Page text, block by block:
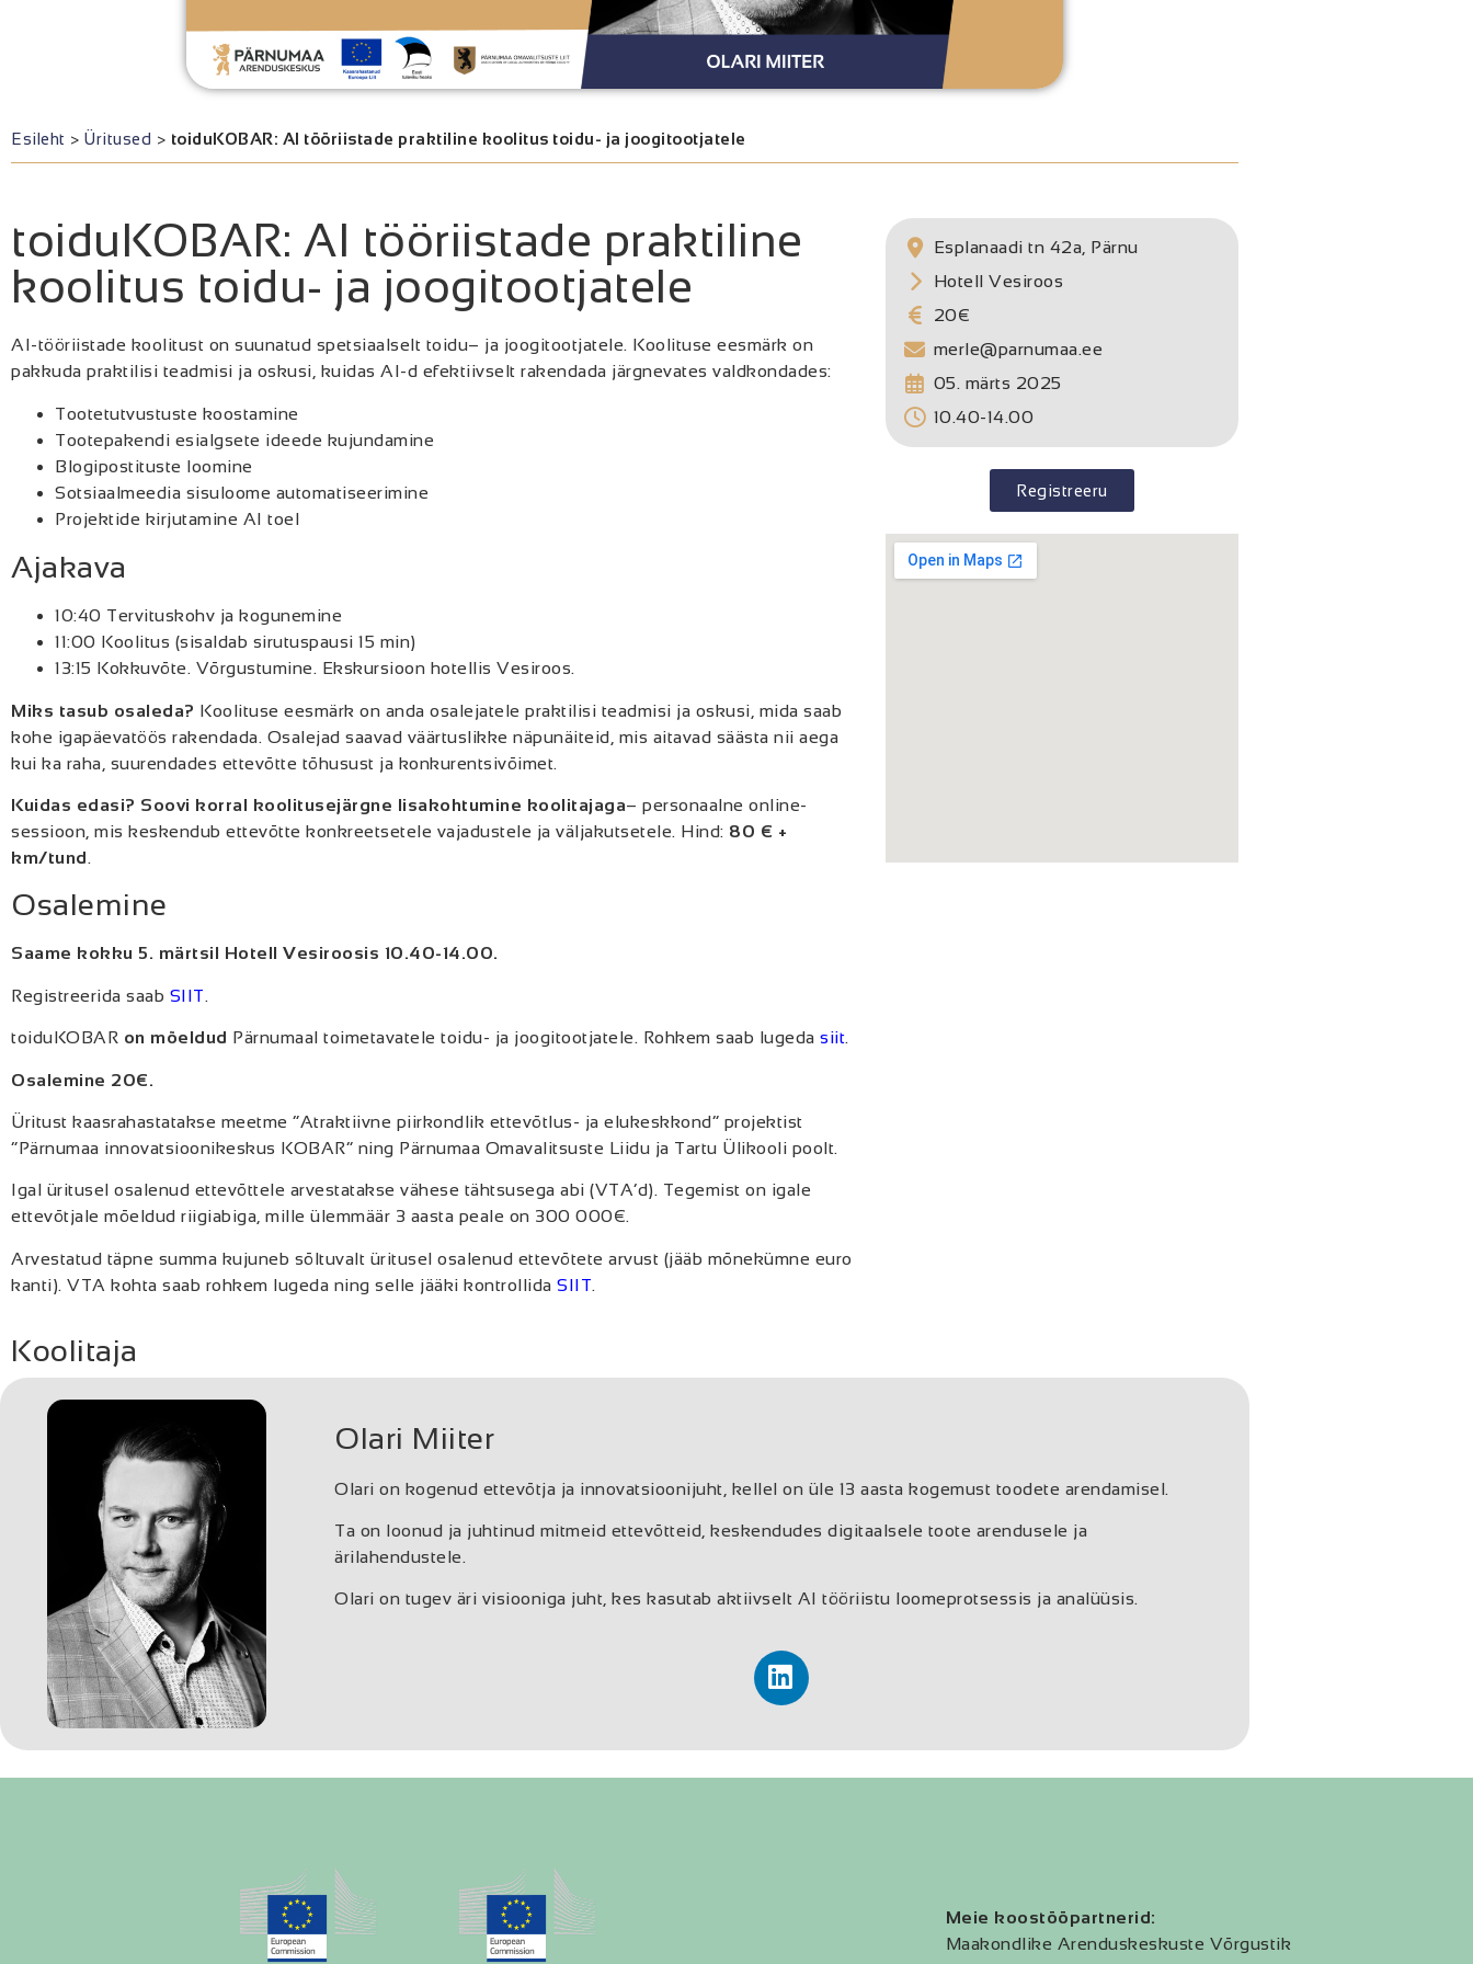
Esileht > Üritused > toiduKOBAR: AI tööriistade praktiline koolitus toidu- ja joogitootjatele
toiduKOBAR: AI tööriistade praktiline
koolitus toidu- ja joogitootjatele
AI-tööriistade koolitust on suunatud spetsiaalselt toidu– ja joogitootjatele. Koolituse eesmärk on
pakkuda praktilisi teadmisi ja oskusi, kuidas AI-d efektiivselt rakendada järgnevates valdkondades:
Tootetutvustuste koostamine
Tootepakendi esialgsete ideede kujundamine
Blogipostituste loomine
Sotsiaalmeedia sisuloome automatiseerimine
Projektide kirjutamine AI toel
Ajakava
10:40 Tervituskohv ja kogunemine
11:00 Koolitus (sisaldab sirutuspausi 15 min)
13:15 Kokkuvõte. Võrgustumine. Ekskursioon hotellis Vesiroos.
Miks tasub osaleda? Koolituse eesmärk on anda osalejatele praktilisi teadmisi ja oskusi, mida saab
kohe igapäevatöös rakendada. Osalejad saavad väärtuslikke näpunäiteid, mis aitavad säästa nii aega
kui ka raha, suurendades ettevõtte tõhusust ja konkurentsivõimet.
Kuidas edasi? Soovi korral koolitusejärgne lisakohtumine koolitajaga– personaalne online-
sessioon, mis keskendub ettevõtte konkreetsetele vajadustele ja väljakutsetele. Hind: 80 € +
km/tund.
Osalemine
Saame kokku 5. märtsil Hotell Vesiroosis 10.40-14.00.
Registreerida saab SIIT.
toiduKOBAR on mõeldud Pärnumaal toimetavatele toidu- ja joogitootjatele. Rohkem saab lugeda siit.
Osalemine 20€.
Üritust kaasrahastatakse meetme “Atraktiivne piirkondlik ettevõtlus- ja elukeskkond” projektist
“Pärnumaa innovatsioonikeskus KOBAR” ning Pärnumaa Omavalitsuste Liidu ja Tartu Ülikooli poolt.
Igal üritusel osalenud ettevõttele arvestatakse vähese tähtsusega abi (VTA’d). Tegemist on igale
ettevõtjale mõeldud riigiabiga, mille ülemmäär 3 aasta peale on 300 000€.
Arvestatud täpne summa kujuneb sõltuvalt üritusel osalenud ettevõtete arvust (jääb mõnekümne euro
kanti). VTA kohta saab rohkem lugeda ning selle jääki kontrollida SIIT.
Esplanaadi tn 42a, Pärnu
Hotell Vesiroos
20€
merle@parnumaa.ee
05. märts 2025
10.40-14.00
Registreeru
Koolitaja
Olari Miiter
Olari on kogenud ettevõtja ja innovatsioonijuht, kellel on üle 13 aasta kogemust toodete arendamisel.
Ta on loonud ja juhtinud mitmeid ettevõtteid, keskendudes digitaalsele toote arendusele ja
ärilahendustele.
Olari on tugev äri visiooniga juht, kes kasutab aktiivselt AI tööriistu loomeprotsessis ja analüüsis.
Meie koostööpartnerid:
Maakondlike Arenduskeskuste Võrgustik